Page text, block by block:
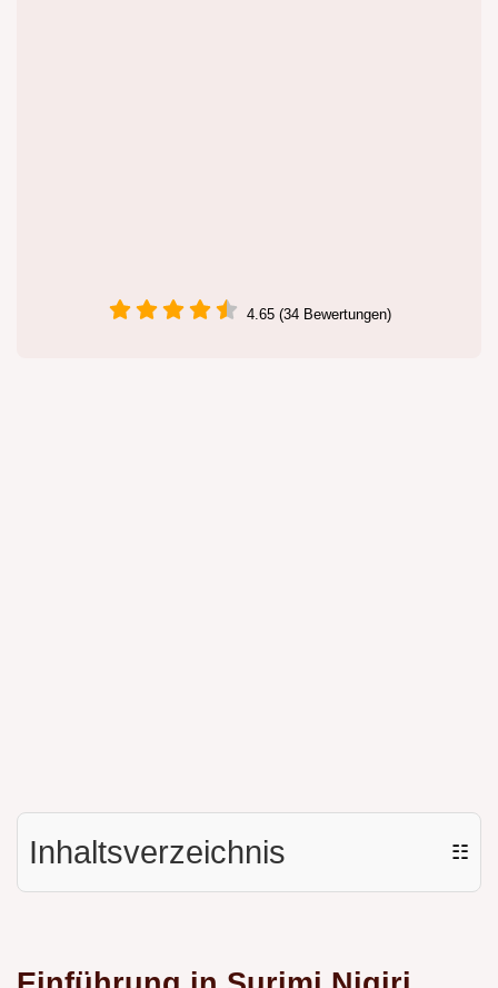
4.65 (34 Bewertungen)
Inhaltsverzeichnis ☷